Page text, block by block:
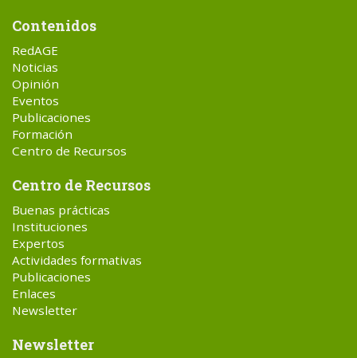
Contenidos
RedAGE
Noticias
Opinión
Eventos
Publicaciones
Formación
Centro de Recursos
Centro de Recursos
Buenas prácticas
Instituciones
Expertos
Actividades formativas
Publicaciones
Enlaces
Newsletter
Newsletter